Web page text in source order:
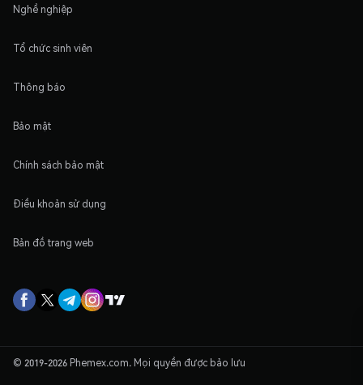
Nghề nghiệp
Tổ chức sinh viên
Thông báo
Bảo mật
Chính sách bảo mật
Điều khoản sử dụng
Bản đồ trang web
© 2019-2026 Phemex.com. Mọi quyền được bảo lưu